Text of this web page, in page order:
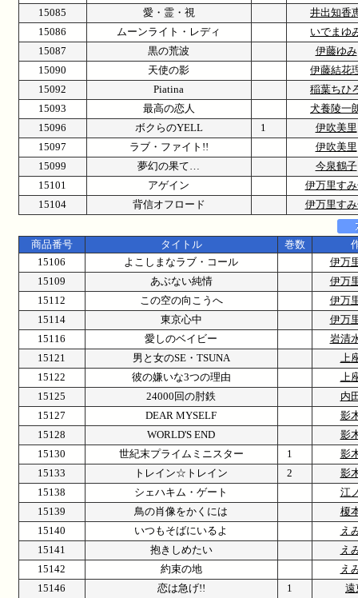
15085
愛・霊・視
井出知香
15086
ムーンライト・レディ
いでまゆ
15087
黒の荒波
伊藤ゆみ
15090
天使の影
伊藤結花
15092
Piatina
稲葉ちひ
15093
最高の恋人
犬養陵一
15096
ボクらのYELL 1
伊吹美里
15097
ラブ・ファイト!!
伊吹美里
15099
夢幻の果て…
今泉鶴子
15101
アゲイン
伊万里す
15104
背信オフロード 伊万里す
商品番号 タイトル 巻数
15106
よこしまなラブ・コール
伊万
15109
あぶない純情
伊万
15112
この空の向こうへ
伊万
15114
東京心中
伊万
15116
愛しのベイビー
岩清
15121
男と女のSE・TSUNA
上
15122
彼の嫌いな3つの理由
上
15125
24000回の肘鉄
内
15127
DEAR MYSELF
影
15128
WORLD'S END
影
15130
世紀末プライムミニスター 1
影
15133
トレイン☆トレイン 2
影
15138
シェハキム・ゲート
江
15139
鳥の肖像をかくには
榎
15140
いつもそばにいるよ
え
15141
抱きしめたい
え
15142
約束の地
え
15146
恋は急げ!! 1 遠